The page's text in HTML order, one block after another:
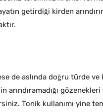
getirdiği kirden
de aslında doğru türde ve
Tonik kullanımı yine